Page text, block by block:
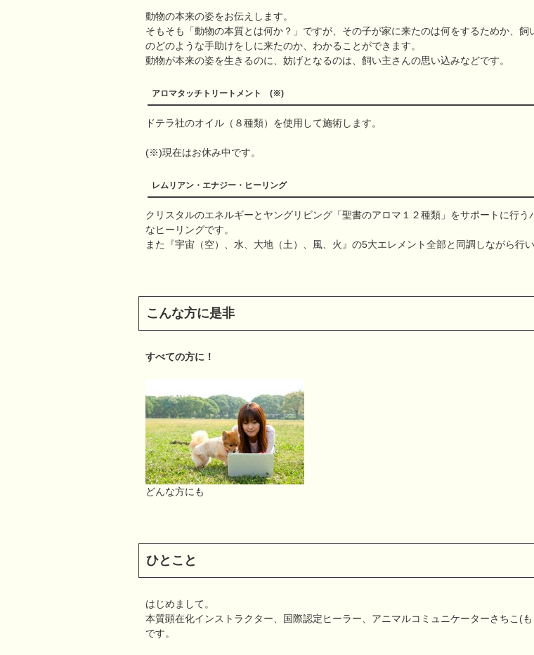
動物の本来の姿をお伝えします。
そもそも「動物の本質とは何か？」ですが、その子が家に来たのは何をするためか、飼
のどのような手助けをしに来たのか、わかることができます。
動物が本来の姿を生きるのに、妨げとなるのは、飼い主さんの思い込みなどです。
アロマタッチトリートメント (※)
ドテラ社のオイル（８種類）を使用して施術します。
(※)現在はお休み中です。
レムリアン・エナジー・ヒーリング
クリスタルのエネルギーとヤングリビング「聖書のアロマ１２種類」をサポートに行う
なヒーリングです。
また『宇宙（空）、水、大地（土）、風、火』の5大エレメント全部と同調しながら行い
こんな方に是非
すべての方に！
どんな方にも
ひとこと
はじめまして。
本質顕在化インストラクター、国際認定ヒーラー、アニマルコミュニケーターさちこ(も
です。